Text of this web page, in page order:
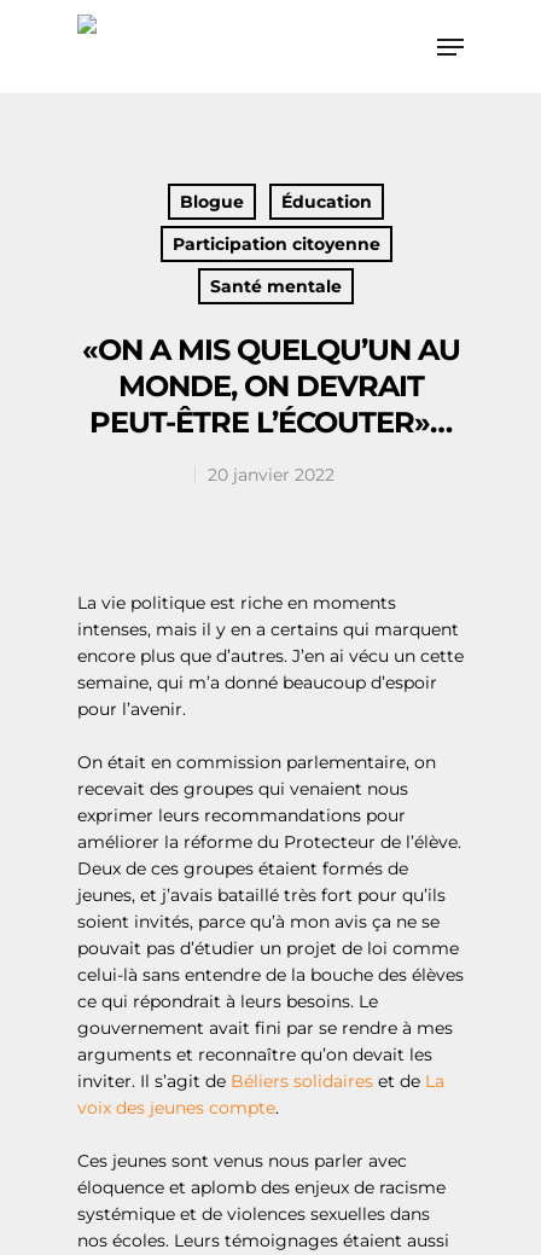
Blogue
Éducation
Participation citoyenne
Santé mentale
«ON A MIS QUELQU’UN AU
MONDE, ON DEVRAIT
PEUT-ÊTRE L’ÉCOUTER»…
20 janvier 2022
La vie politique est riche en moments
intenses, mais il y en a certains qui marquent
encore plus que d’autres. J’en ai vécu un cette
semaine, qui m’a donné beaucoup d’espoir
pour l’avenir.
On était en commission parlementaire, on
recevait des groupes qui venaient nous
exprimer leurs recommandations pour
améliorer la réforme du Protecteur de l’élève.
Deux de ces groupes étaient formés de
jeunes, et j’avais bataillé très fort pour qu’ils
soient invités, parce qu’à mon avis ça ne se
pouvait pas d’étudier un projet de loi comme
celui-là sans entendre de la bouche des élèves
ce qui répondrait à leurs besoins. Le
gouvernement avait fini par se rendre à mes
arguments et reconnaître qu’on devait les
inviter. Il s’agit de Béliers solidaires et de La
voix des jeunes compte.
Ces jeunes sont venus nous parler avec
éloquence et aplomb des enjeux de racisme
systémique et de violences sexuelles dans
nos écoles. Leurs témoignages étaient aussi